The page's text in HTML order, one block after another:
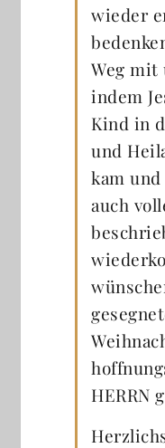
wieder
Weg mit
indem
Kind in
und
kam
auch
HERRN